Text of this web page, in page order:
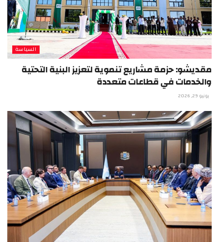
السياسة
مقديشو: حزمة مشاريع تنموية لتعزيز البنية التحتية
والخدمات في قطاعات متعددة
يونيو 29, 2026